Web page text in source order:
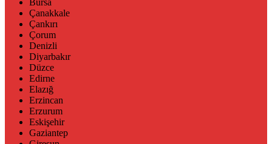
Bursa
Çanakkale
Çankırı
Çorum
Denizli
Diyarbakır
Düzce
Edirne
Elazığ
Erzincan
Erzurum
Eskişehir
Gaziantep